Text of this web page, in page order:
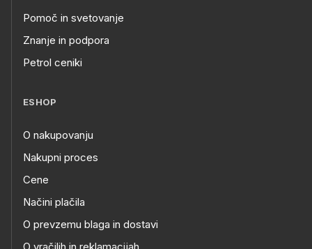
Pomoč in svetovanje
Znanje in podpora
Petrol ceniki
ESHOP
O nakupovanju
Nakupni proces
Cene
Načini plačila
O prevzemu blaga in dostavi